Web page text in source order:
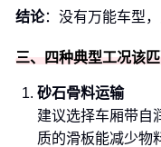
结论：没有万能车型
三、四种典型工况该匹
砂石骨料运输
建议选择车厢带自
质的滑板能减少物